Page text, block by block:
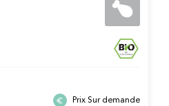
Prix Sur demande